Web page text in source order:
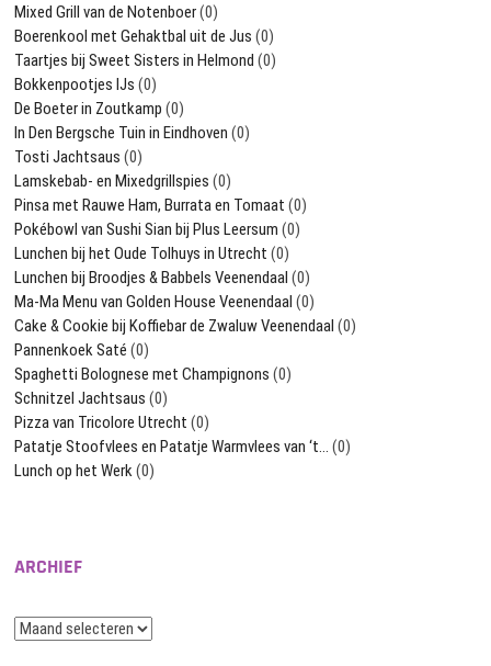
Mixed Grill van de Notenboer(0)
Boerenkool met Gehaktbal uit de Jus (0)
Taartjes bij Sweet Sisters in Helmond (0)
Bokkenpootjes IJs (0)
De Boeter in Zoutkamp (0)
In Den Bergsche Tuin in Eindhoven (0)
Tosti Jachtsaus (0)
Lamskebab- en Mixedgrillspies (0)
Pinsa met Rauwe Ham, Burrata en Tomaat (0)
Pokébowl van Sushi Sian bij Plus Leersum (0)
Lunchen bij het Oude Tolhuys in Utrecht (0)
Lunchen bij Broodjes & Babbels Veenendaal (0)
Ma-Ma Menu van Golden House Veenendaal (0)
Cake & Cookie bij Koffiebar de Zwaluw Veenendaal (0)
Pannenkoek Saté (0)
Spaghetti Bolognese met Champignons (0)
Schnitzel Jachtsaus (0)
Pizza van Tricolore Utrecht (0)
Patatje Stoofvlees en Patatje Warmvlees van ‘t… (0)
Lunch op het Werk(0)
ARCHIEF
Archief